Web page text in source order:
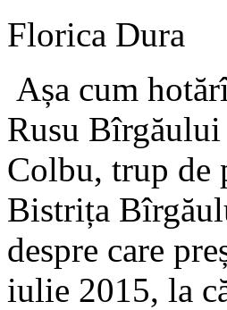
Florica Dura
Așa cum
Rusu
Colbu, trup de
Bistrița
despre care
iulie 2015, la